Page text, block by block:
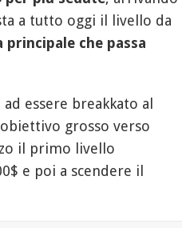
a tutto oggi il livello da
principale che passa
essere breakkato al
grosso verso
il primo livello
e poi a scendere il